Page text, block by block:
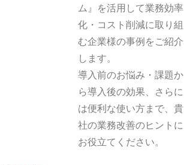
ム』を活用して業務効率
化・コスト削減に取り組
む企業様の事例をご紹介
します。
導入前のお悩み・課題か
ら導入後の効果、さらに
は便利な使い方まで、貴
社の業務改善のヒントに
お役立てください。